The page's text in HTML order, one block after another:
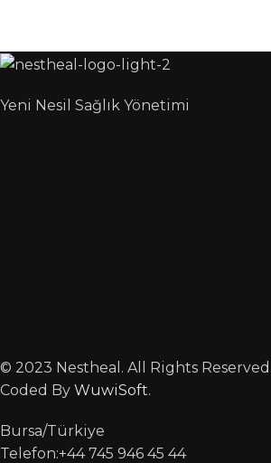
Yeni Nesil Sağlık Yönetimi
© 2023 Nestheal. All Rights
Coded By WuwiSoft.
Bursa/Türkiye
Telefon:+44 745 946 45 44